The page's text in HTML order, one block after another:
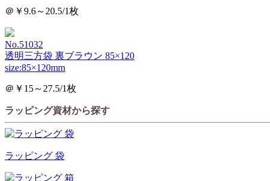
＠￥9.6～20.5/1枚
No.51032
透明三方袋 裏ブラウン 85×120
size:85×120mm
＠￥15～27.5/1枚
ラッピング資材から探す
ラッピング 袋